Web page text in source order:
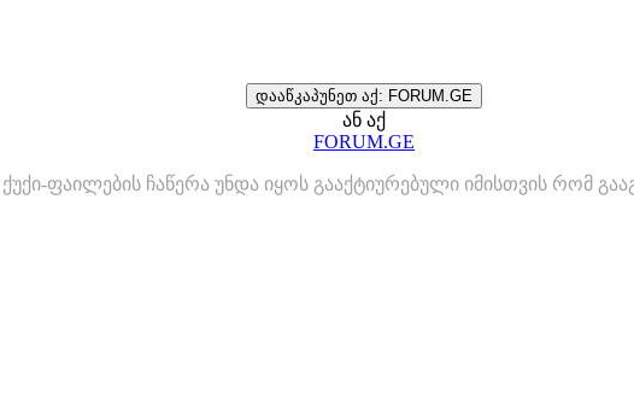
დააწკაპუნეთ აქ: FORUM.GE
ან აქ
FORUM.GE
ქუქი-ფაილების ჩაწერა უნდა იყოს გააქტიურებული იმისთვის რომ